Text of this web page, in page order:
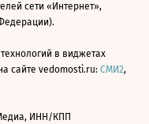
сети «Интернет»,
в виджетах
сайте vedomosti.ru: СМИ2,
ИНН/КПП